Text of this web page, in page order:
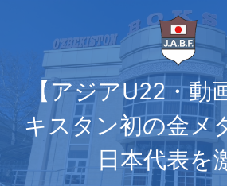
【アジアU22・動
キスタン初の金メ
日本代表を